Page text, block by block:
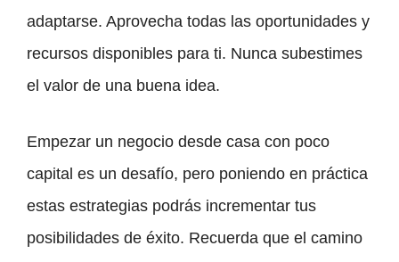
adaptarse. Aprovecha todas las oportunidades y
recursos disponibles para ti. Nunca subestimes
el valor de una buena idea.
Empezar un negocio desde casa con poco
capital es un desafío, pero poniendo en práctica
estas estrategias podrás incrementar tus
posibilidades de éxito. Recuerda que el camino